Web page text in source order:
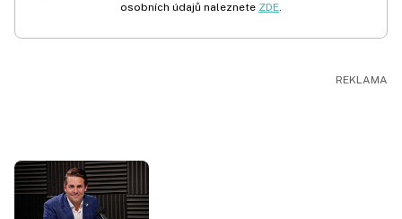
osobních údajů naleznete ZDE.